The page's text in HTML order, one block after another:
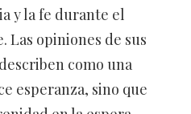
y la fe durante el
Las opiniones de sus
como una
esperanza, sino que